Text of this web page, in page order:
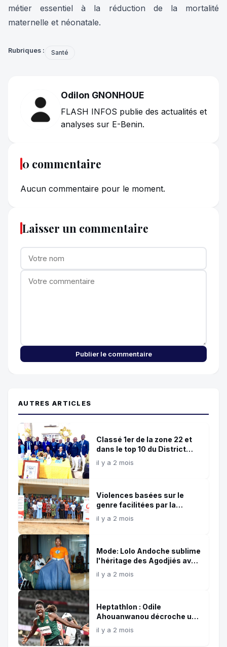
métier essentiel à la réduction de la mortalité
maternelle et néonatale.
Rubriques : Santé
Odilon GNONHOUE
FLASH INFOS publie des actualités et
analyses sur E-Benin.
0 commentaire
Aucun commentaire pour le moment.
Laisser un commentaire
Publier le commentaire
AUTRES ARTICLES
Classé 1er de la zone 22 et
dans le top 10 du District
403A4: Le Lions club
Cotonou Les Édifices
au Bénin
il y a 2 mois
Violences basées sur le
genre facilitées par la
technologie : Des jeunes
formés à l'autodéfense
il y a 2 mois
Mode: Lolo Andoche sublime
l'héritage des Agodjiés avec
la collection ''Agodjiés by
Lolo''
il y a 2 mois
Heptathlon : Odile
Ahouanwanou décroche un
quatrième or et bat le record
africain
il y a 2 mois